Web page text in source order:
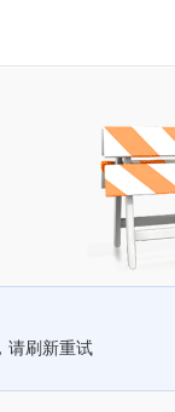
请刷新重试